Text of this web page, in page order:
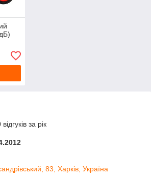
за рік
83, Харків, Україна